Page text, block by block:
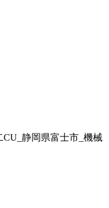
静岡県富士市_機械